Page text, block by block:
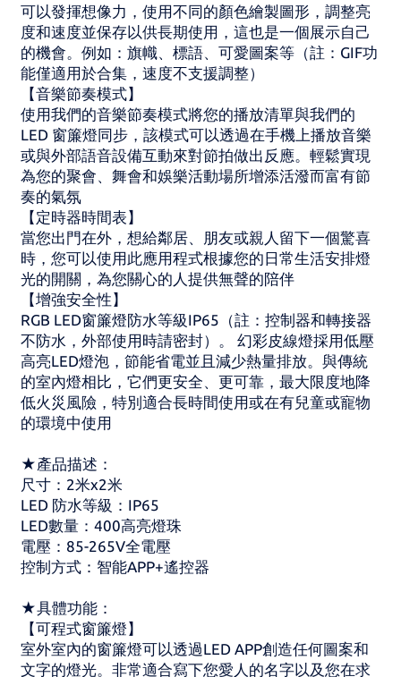
可以發揮想像力，使用不同的顏色繪製圖形，調整亮
度和速度並保存以供長期使用，這也是一個展示自己
的機會。例如：旗幟、標語、可愛圖案等（註：GIF功
能僅適用於合集，速度不支援調整）
【音樂節奏模式】
使用我們的音樂節奏模式將您的播放清單與我們的
LED 窗簾燈同步，該模式可以透過在手機上播放音樂
或與外部語音設備互動來對節拍做出反應。輕鬆實現
為您的聚會、舞會和娛樂活動場所增添活潑而富有節
奏的氣氛
【定時器時間表】
當您出門在外，想給鄰居、朋友或親人留下一個驚喜
時，您可以使用此應用程式根據您的日常生活安排燈
光的開關，為您關心的人提供無聲的陪伴
【增強安全性】
RGB LED窗簾燈防水等級IP65（註：控制器和轉接器
不防水，外部使用時請密封）。 幻彩皮線燈採用低壓
高亮LED燈泡，節能省電並且減少熱量排放。與傳統
的室內燈相比，它們更安全、更可靠，最大限度地降
低火災風險，特別適合長時間使用或在有兒童或寵物
的環境中使用
★產品描述：
尺寸：2米x2米
LED 防水等級：IP65
LED數量：400高亮燈珠
電壓：85-265V全電壓
控制方式：智能APP+遙控器
★具體功能：
【可程式窗簾燈】
室外室內的窗簾燈可以透過LED APP創造任何圖案和
文字的燈光。非常適合寫下您愛人的名字以及您在求